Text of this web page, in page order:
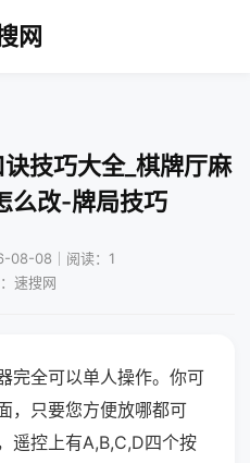
网
技巧大全_棋牌厅麻
么改-牌局技巧
08-08｜阅读：1
速搜网
完全可以单人操作。你可
，只要您方便放哪都可
遥控上有A,B,C,D四个按